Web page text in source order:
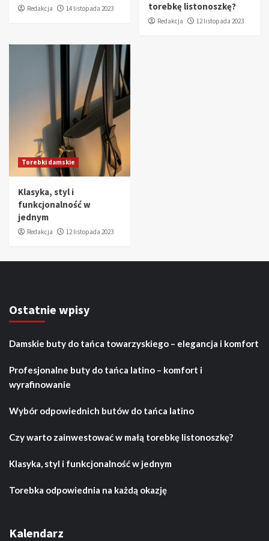
Redakcja 14 listopada 2023
torebkę listonoszkę?
Redakcja 12 listopada 2023
Torebki damskie
Klasyka, styl i
funkcjonalność w
jednym
Redakcja 12 listopada 2023
Ostatnie wpisy
Damskie buty do tańca towarzyskiego – elegancja i komfort
Profesjonalne buty do tańca latino – komfort i
wyrafinowanie
Wybór odpowiednich butów do tańca latino
Czy warto zainwestować w małą torebkę listonoszkę?
Klasyka, styl i funkcjonalność w jednym
Torebka odpowiednia na każdą okazję
Kalendarz